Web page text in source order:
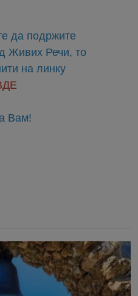
да подржите
Живих Речи, то
на линку
Вам!